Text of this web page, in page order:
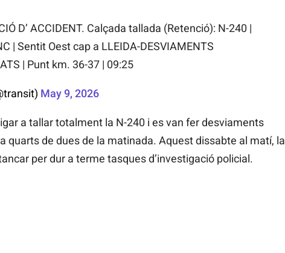
D’ ACCIDENT. Calçada tallada (Retenció): N-240 |
| Sentit Oest cap a LLEIDA-DESVIAMENTS
| Punt km. 36-37 | 09:25
May 9, 2026
a tallar totalment la N-240 i es van fer desviaments
quarts de dues de la matinada. Aquest dissabte al matí, la
per dur a terme tasques d’investigació policial.